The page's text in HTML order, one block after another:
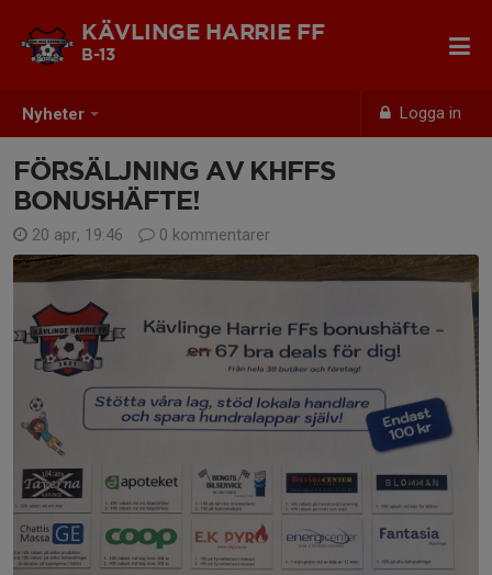
Nyheter Logga in
KÄVLINGE HARRIE FF
B-13
FÖRSÄLJNING AV KHFFS
BONUSHÄFTE!
20 apr, 19:46 0 kommentarer